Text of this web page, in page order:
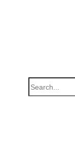
S
e